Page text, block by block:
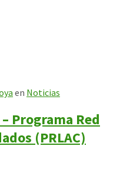
en Noticias
Programa Red
(PRLAC)